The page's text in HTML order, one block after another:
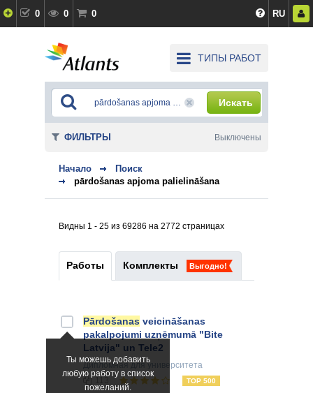
0 0 0 RU
ТИПЫ РАБОТ
Искать
Начало
Поиск
pārdošanas apjoma palielināšana
Видны 1 - 25 из 69286 на 2772 страницах
Работы Комплекты Выгодно!
Ты можешь добавить
любую работу в список
пожеланий.
Pārdošanas veicināšanas
pakalpojumi uzņēmumā "Bite
Latvija" un Tele2
Дипломнаядля университета
TOP 500
ФИЛЬТРЫ Выключены